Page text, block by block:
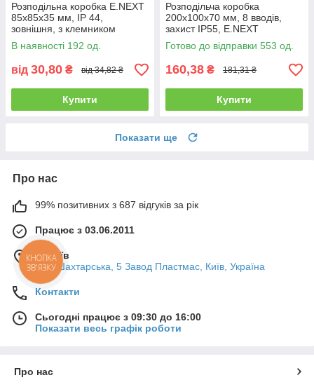
Розподільна коробка E.NEXT
85х85х35 мм, IP 44,
зовнішня, з клемником
В наявності 192 од.
від 30,80 ₴ від 34,82 ₴
Купити
Розподільча коробка
200x100x70 мм, 8 вводів,
захист IP55, E.NEXT
Готово до відправки 553 од.
160,38 ₴ 181,31 ₴
Купити
Показати ще
Про нас
99% позитивних з 687 відгуків за рік
Працює з 03.06.2011
м. Київ
вул. Шахтарська, 5 Завод Пластмас, Київ, Україна
Контакти
Сьогодні працює з 09:30 до 16:00
Показати весь графік роботи
Про нас
КНОПКА
ЗВ'ЯЗКУ